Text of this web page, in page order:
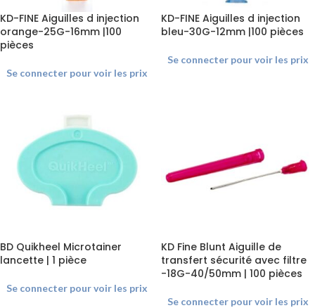
KD-FINE Aiguilles d injection
orange-25G-16mm |100
pièces
Se connecter pour voir les prix
KD-FINE Aiguilles d injection
bleu-30G-12mm |100 pièces
Se connecter pour voir les prix
BD Quikheel Microtainer
lancette | 1 pièce
Se connecter pour voir les prix
KD Fine Blunt Aiguille de
transfert sécurité avec filtre
-18G-40/50mm | 100 pièces
Se connecter pour voir les prix